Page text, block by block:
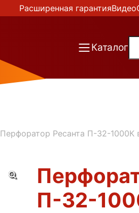
Расширенная гарантияВидео
Каталог
Перфоратор Ресанта П-32-1000К
П-32-